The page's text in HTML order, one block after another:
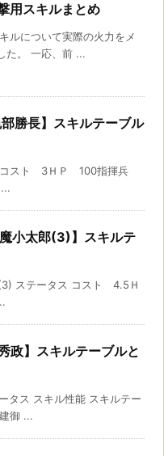
用スキルまとめ
ルについて実際の火力をメ
た。 一応、前 ...
勝長】スキルテーブル
スト 3ＨＰ 100指揮兵
小太郎(3)】スキルテ
ステータス コスト 4.5Ｈ
政】スキルテーブルと
タス スキル性能 スキルテー
御 ...